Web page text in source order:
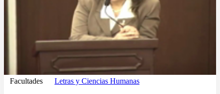
Facultades Letras y Ciencias Humanas